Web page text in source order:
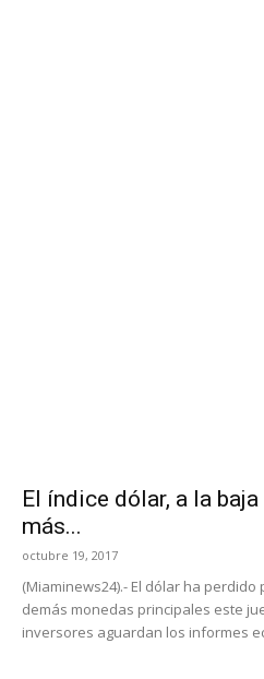
El índice dólar, a la
más...
octubre 19, 2017
(Miaminews24).- El dólar ha
demás monedas principales este
inversores aguardan los informes